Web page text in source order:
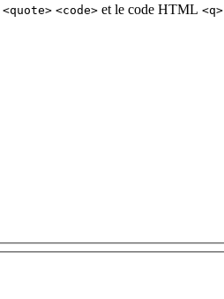
<quote> <code> et le code HTML <q>